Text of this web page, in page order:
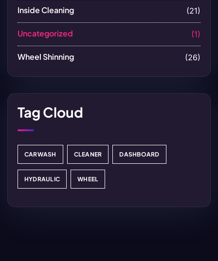
Inside Cleaning (21)
Uncategorized (1)
Wheel Shinning (26)
Tag Cloud
CARWASH CLEANER DASHBOARD
HYDRAULIC WHEEL